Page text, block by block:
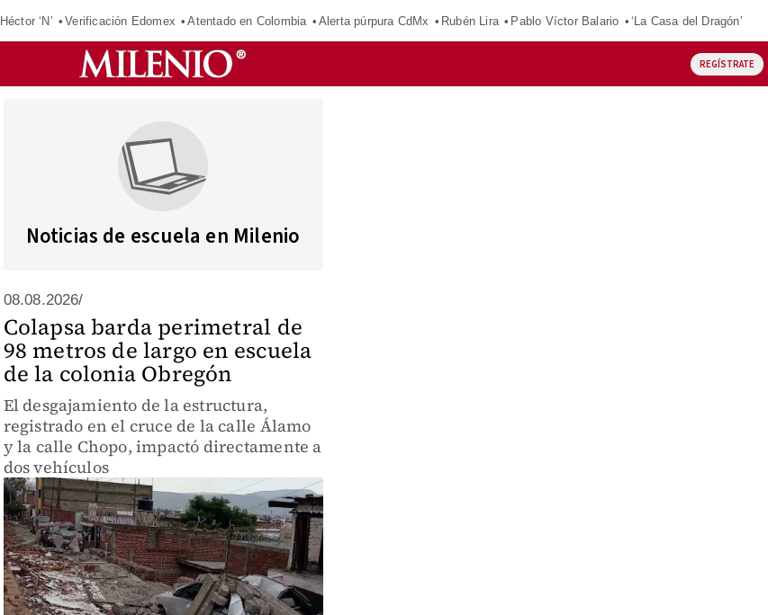
Héctor ‘N’ Verificación Edomex Atentado en Colombia Alerta púrpura CdMx Rubén Lira Pablo Víctor Balario ‘La Casa del Dragón’
REGÍSTRATE
Noticias de escuela en Milenio
08.08.2026/
Colapsa barda perimetral de
98 metros de largo en escuela
de la colonia Obregón
El desgajamiento de la estructura,
registrado en el cruce de la calle Álamo
y la calle Chopo, impactó directamente a
dos vehículos